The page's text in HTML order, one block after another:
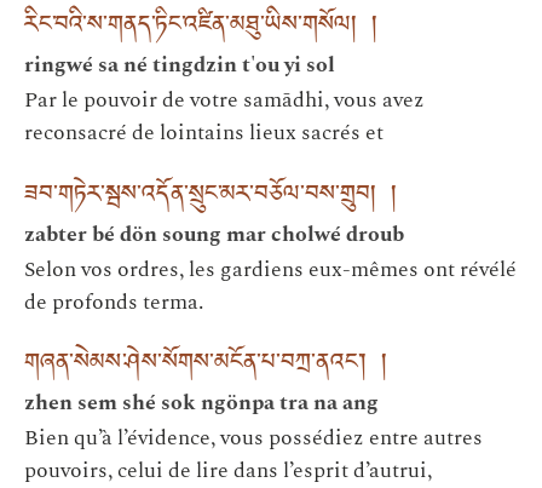
རིང་བའི་ས་གནད་ཏིང་འཛིན་མཐུ་ཡིས་གསོལ། །
ringwé sa né tingdzin t'ou yi sol
Par le pouvoir de votre samādhi, vous avez
reconsacré de lointains lieux sacrés et
ཟབ་གཏེར་སྦས་འདོན་སྲུང་མར་བཅོལ་བས་གྲུབ། །
zabter bé dön soung mar cholwé droub
Selon vos ordres, les gardiens eux-mêmes ont révélé
de profonds terma.
གཞན་སེམས་ཤེས་སོགས་མངོན་པ་བཀྲ་ནའང་། །
zhen sem shé sok ngönpa tra na ang
Bien qu’à l’évidence, vous possédiez entre autres
pouvoirs, celui de lire dans l’esprit d’autrui,